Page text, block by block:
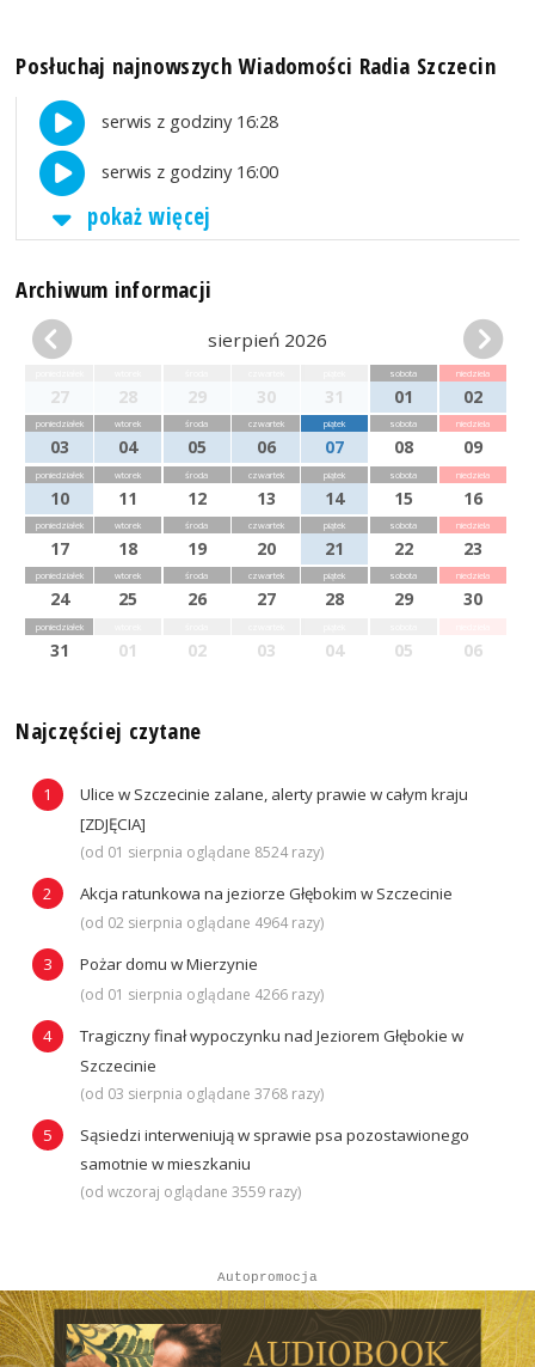
Posłuchaj najnowszych Wiadomości Radia Szczecin
serwis z godziny 16:28
serwis z godziny 16:00
pokaż więcej
Archiwum informacji
sierpień 2026
27 28 29 30 31
sobota
01
niedziela
02
poniedziałek
03
wtorek
04
środa
05
czwartek
06
piątek
07
sobota
08
niedziela
09
poniedziałek
10
wtorek
11
środa
12
czwartek
13
piątek
14
sobota
15
niedziela
16
poniedziałek
17
wtorek
18
środa
19
czwartek
20
piątek
21
sobota
22
niedziela
23
poniedziałek
24
wtorek
25
środa
26
czwartek
27
piątek
28
sobota
29
niedziela
30
poniedziałek
31 01 02 03 04 05 06
Najczęściej czytane
Ulice w Szczecinie zalane, alerty prawie w całym kraju
[ZDJĘCIA]
(od 01 sierpnia oglądane 8524 razy)
Akcja ratunkowa na jeziorze Głębokim w Szczecinie
(od 02 sierpnia oglądane 4964 razy)
Pożar domu w Mierzynie
(od 01 sierpnia oglądane 4266 razy)
Tragiczny finał wypoczynku nad Jeziorem Głębokie w
Szczecinie
(od 03 sierpnia oglądane 3768 razy)
Sąsiedzi interweniują w sprawie psa pozostawionego
samotnie w mieszkaniu
(od wczoraj oglądane 3559 razy)
Autopromocja